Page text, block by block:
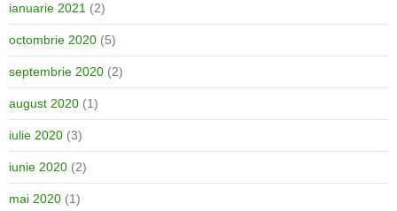
ianuarie 2021 (2)
octombrie 2020 (5)
septembrie 2020 (2)
august 2020 (1)
iulie 2020 (3)
iunie 2020 (2)
mai 2020 (1)